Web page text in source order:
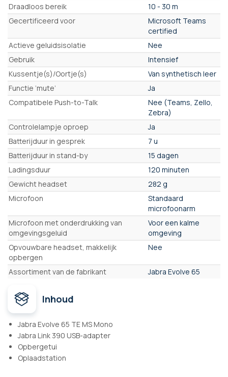
Draadloos bereik
10 - 30 m
Gecertificeerd voor
Microsoft Teams
certified
Actieve geluidsisolatie
Nee
Gebruik
Intensief
Kussentje(s)/Oortje(s)
Van synthetisch leer
Functie ‘mute’
Ja
Compatibele Push-to-Talk
Nee (Teams, Zello,
Zebra)
Controlelampje oproep
Ja
Batterijduur in gesprek
7 u
Batterijduur in stand-by
15 dagen
Ladingsduur
120 minuten
Gewicht headset
282 g
Microfoon
Standaard
microfoonarm
Microfoon met onderdrukking van
omgevingsgeluid
Voor een kalme
omgeving
Opvouwbare headset, makkelijk
opbergen
Nee
Assortiment van de fabrikant Jabra Evolve 65
Inhoud
Jabra Evolve 65 TE MS Mono
Jabra Link 390 USB-adapter
Opbergetui
Oplaadstation